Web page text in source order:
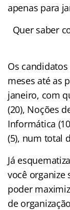
apenas para
Quer saber
Os
meses até as
janeiro, com
(20), Noções
Informática
(5), num total
Já
você organize
poder
de